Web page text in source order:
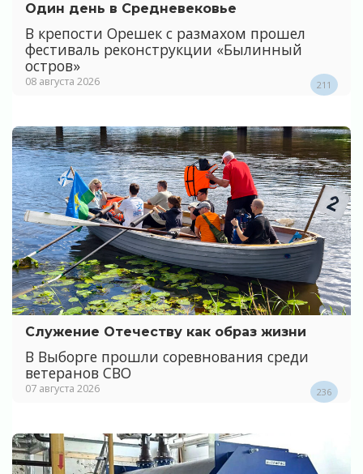
Один день в Средневековье
В крепости Орешек с размахом прошел
фестиваль реконструкции «Былинный
остров»
08 августа 2026 211
Служение Отечеству как образ жизни
В Выборге прошли соревнования среди
ветеранов СВО
07 августа 2026 236